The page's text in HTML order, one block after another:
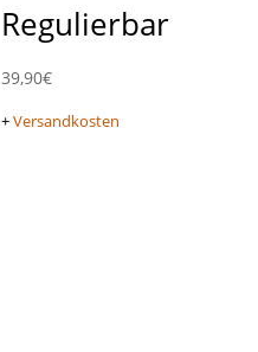
Regulierbar
39,90€
+Versandkosten